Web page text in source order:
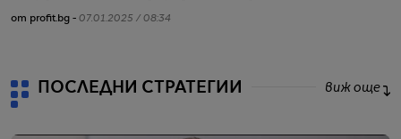
от profit.bg - 07.01.2025 / 08:34
ПОСЛЕДНИ СТРАТЕГИИ виж още